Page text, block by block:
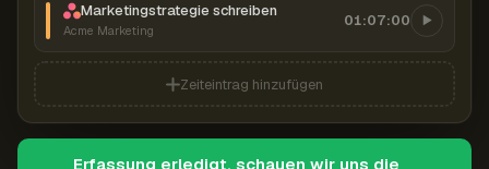
Marketingstrategie schreiben
Acme Marketing
01:07:00
Zeiteintrag hinzufügen
Erfassung erledigt, schauen wir uns die